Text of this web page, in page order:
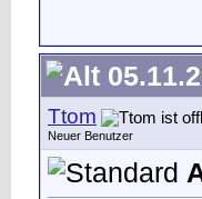
Ttom
Neuer Benutzer